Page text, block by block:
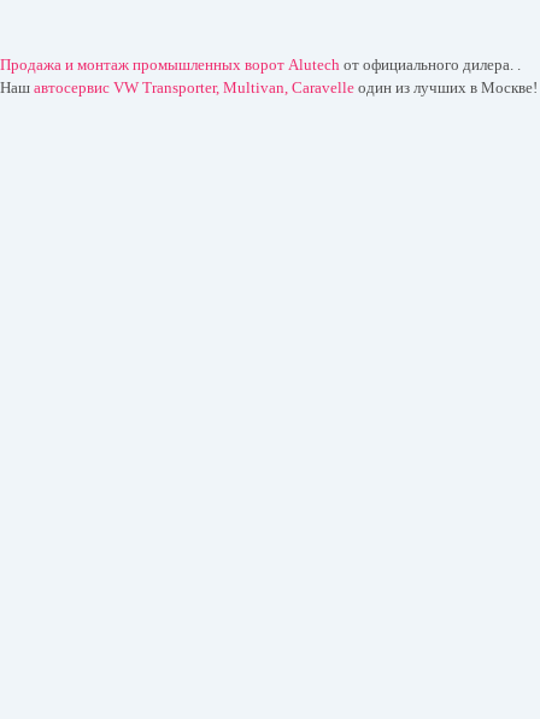
Продажа и монтаж промышленных ворот Alutech от официального дилера. .
Наш автосервис VW Transporter, Multivan, Caravelle один из лучших в Москве!